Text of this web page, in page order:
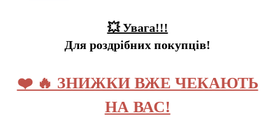
💥 Увага!!!
Для роздрібних покупців!
❤️ 🔥 ЗНИЖКИ ВЖЕ ЧЕКАЮТЬ
НА ВАС!